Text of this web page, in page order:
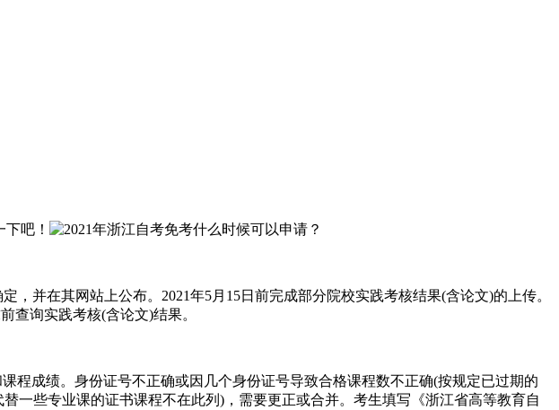
吧！
，并在其网站上公布。2021年5月15日前完成部分院校实践考核结果(含论文)的上传。
查询实践考核(含论文)结果。
程成绩。身份证号不正确或因几个身份证号导致合格课程数不正确(按规定已过期的
一些专业课的证书课程不在此列)，需要更正或合并。考生填写《浙江省高等教育自